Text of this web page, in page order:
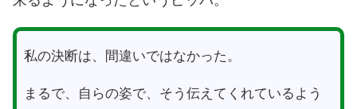
私の決断は、間違いではなかった。
まるで、自らの姿で、そう伝えてくれているよう